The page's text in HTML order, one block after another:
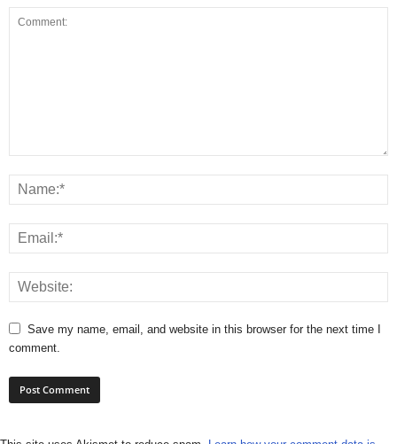
Save my name, email, and website in this browser for the next time I
comment.